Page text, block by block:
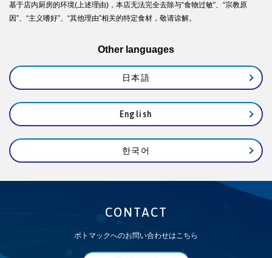
基于店内厨房的环境(上述理由)，本店无法完全去除与“食物过敏”、“宗教原
因”、“主义嗜好”、“其他理由”相关的特定食材，敬请谅解。
Other languages
日本語
English
한국어
CONTACT
ポトマックへのお問い合わせはこちら